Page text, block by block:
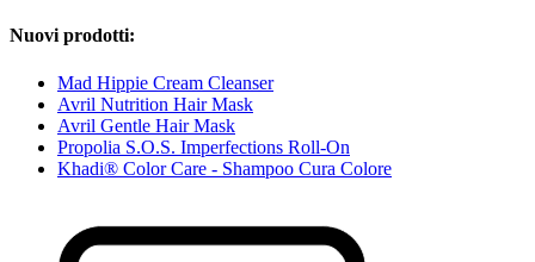
Nuovi prodotti:
Mad Hippie Cream Cleanser
Avril Nutrition Hair Mask
Avril Gentle Hair Mask
Propolia S.O.S. Imperfections Roll-On
Khadi® Color Care - Shampoo Cura Colore